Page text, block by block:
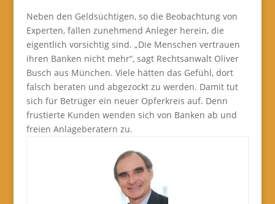
Neben den Geldsüchtigen, so die Beobachtung von
Experten, fallen zunehmend Anleger herein, die
eigentlich vorsichtig sind. „Die Menschen vertrauen
ihren Banken nicht mehr“, sagt Rechtsanwalt Oliver
Busch aus München. Viele hätten das Gefühl, dort
falsch beraten und abgezockt zu werden. Damit tut
sich für Betrüger ein neuer Opferkreis auf. Denn
frustierte Kunden wenden sich von Banken ab und
freien Anlageberatern zu.